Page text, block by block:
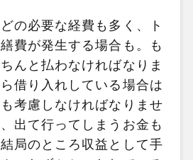
の必要な経費も多く、ト
費が発生する場合も。も
んと払わなければなりま
借り入れしている場合は
考慮しなければなりませ
出て行ってしまうお金も
局のところ収益として手